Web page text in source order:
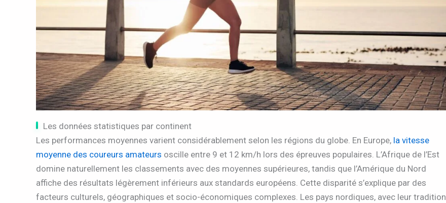
Les données statistiques par continent
Les performances moyennes varient considérablement selon les régions du globe. En Europe, la vitesse
moyenne des coureurs amateurs oscille entre 9 et 12 km/h lors des épreuves populaires. L’Afrique de l’Est
domine naturellement les classements avec des moyennes supérieures, tandis que l’Amérique du Nord
affiche des résultats légèrement inférieurs aux standards européens. Cette disparité s’explique par des
facteurs culturels, géographiques et socio-économiques complexes. Les pays nordiques, avec leur tradition